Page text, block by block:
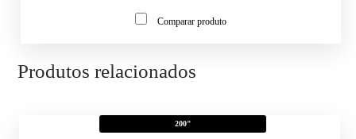
Comparar produto
Produtos relacionados
200"